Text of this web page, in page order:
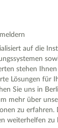
auf die
stehen
Lösungen für
Sie uns in
mehr über
zu erfahren.
weiterhelfen zu